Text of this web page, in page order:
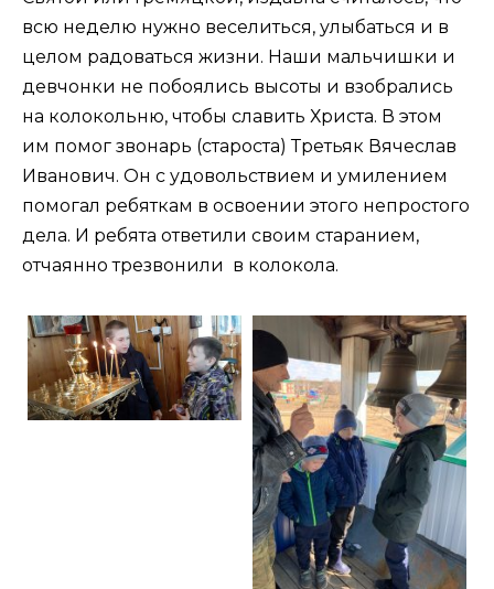
всю неделю нужно веселиться, улыбаться и в
целом радоваться жизни. Наши мальчишки и
девчонки не побоялись высоты и взобрались
на колокольню, чтобы славить Христа. В этом
им помог звонарь (староста) Третьяк Вячеслав
Иванович. Он с удовольствием и умилением
помогал ребяткам в освоении этого непростого
дела. И ребята ответили своим старанием,
отчаянно трезвонили в колокола.